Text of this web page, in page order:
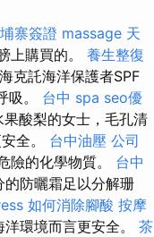
寨簽證 massage 天
上購買的。 養生整復
克託海洋保護者SPF
吸。 台中 spa seo優
酸梨的女士，毛孔清
全。 台中油壓 公司
險的化學物質。 台中
防曬霜足以分解珊
如何消除腳酸 按摩
環境而言更安全。 茶